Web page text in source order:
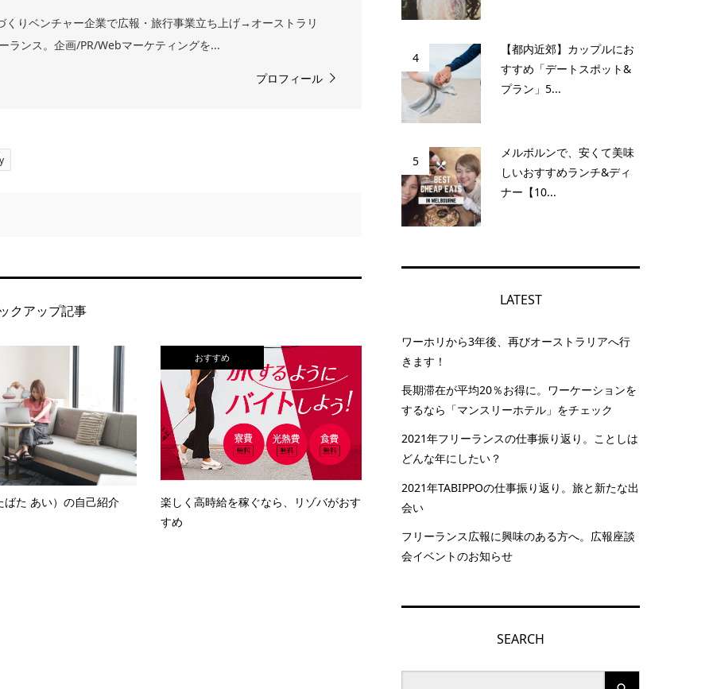
くりベンチャー企業で広報・旅行事業立ち上げ→オーストラリ
ランス。企画/PR/Webマーケティングを...
プロフィール
クアップ記事
ばた あい）の自己紹介
おすすめ
楽しく高時給を稼ぐなら、リゾバがおす
すめ
4
【都内近郊】カップルにお
すすめ「デートスポット&
プラン」5...
5
メルボルンで、安くて美味
しいおすすめランチ&ディ
ナー【10...
LATEST
ワーホリから3年後、再びオーストラリアへ行
きます！
長期滞在が平均20％お得に。ワーケーションを
するなら「マンスリーホテル」をチェック
2021年フリーランスの仕事振り返り。ことしは
どんな年にしたい？
2021年TABIPPOの仕事振り返り。旅と新たな出
会い
フリーランス広報に興味のある方へ。広報座談
会イベントのお知らせ
SEARCH